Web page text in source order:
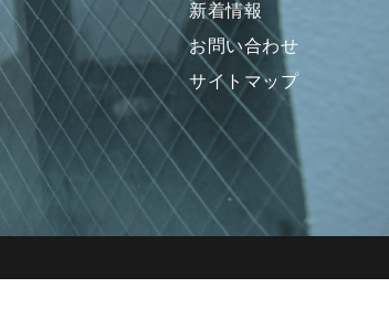
新着情報
お問い合わせ
サイトマップ